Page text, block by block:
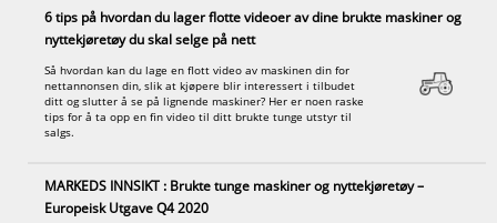
6 tips på hvordan du lager flotte videoer av dine brukte maskiner og
nyttekjøretøy du skal selge på nett
Så hvordan kan du lage en flott video av maskinen din for
nettannonsen din, slik at kjøpere blir interessert i tilbudet
ditt og slutter å se på lignende maskiner? Her er noen raske
tips for å ta opp en fin video til ditt brukte tunge utstyr til
salgs.
MARKEDS INNSIKT : Brukte tunge maskiner og nyttekjøretøy –
Europeisk Utgave Q4 2020